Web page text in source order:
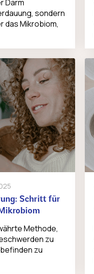
Darm
sondern
das Mikrobiom,
Schritt für
Methode,
zu
zu